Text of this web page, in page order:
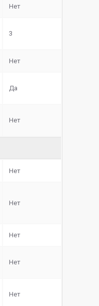
Нет
3
Нет
Да
Нет
Нет
Нет
Нет
Нет
Нет